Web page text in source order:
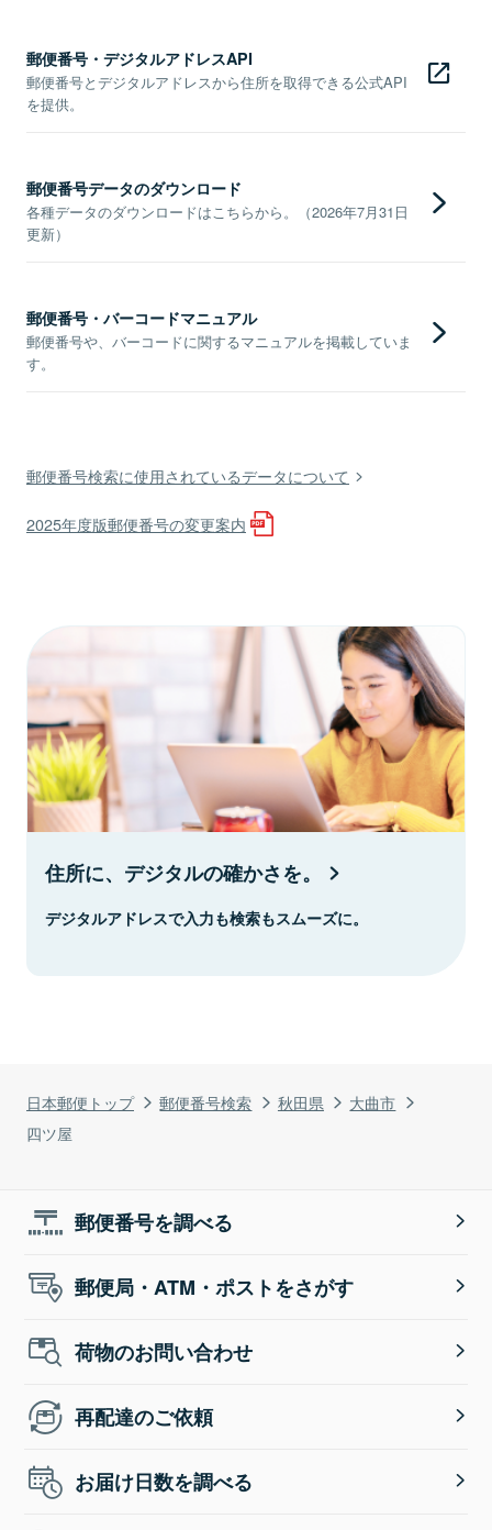
日本郵便トップ 郵便番号検索 秋田県
大曲市
四ツ屋
郵便番号・デジタルアドレスAPI
郵便番号とデジタルアドレスから住所を取得できる公式API
を提供。
郵便番号データのダウンロード
各種データのダウンロードはこちらから。（2026年7月31日
更新）
郵便番号・バーコードマニュアル
郵便番号や、バーコードに関するマニュアルを掲載していま
す。
郵便番号検索に使用されているデータについて
2025年度版郵便番号の変更案内
住所に、デジタルの確かさを。
デジタルアドレスで入力も検索もスムーズに。
郵便番号を調べる
郵便局・ATM・ポストをさがす
荷物のお問い合わせ
再配達のご依頼
お届け日数を調べる